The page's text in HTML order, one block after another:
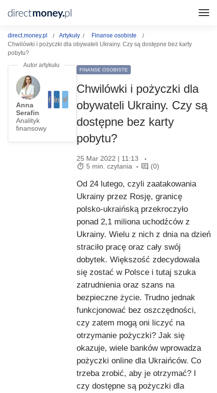
direct.money.pl Artykuły
Finanse osobiste
Chwilówki i pożyczki dla obywateli Ukrainy. Czy są dostępne bez karty
pobytu?
Anna
Serafin
Analityk
finansowy
FINANSE OSOBISTE
Chwilówki i pożyczki dla
obywateli Ukrainy. Czy są
dostępne bez karty
pobytu?
25 Mar 2022 | 11:13
5 min. czytania
(0)
Od 24 lutego, czyli zaatakowania
Ukrainy przez Rosję, granicę
polsko-ukraińską przekroczyło
ponad 2,1 miliona uchodźców z
Ukrainy. Wielu z nich z dnia na dzień
straciło pracę oraz cały swój
dobytek. Większość zdecydowała
się zostać w Polsce i tutaj szuka
zatrudnienia oraz szans na
bezpieczne życie. Trudno jednak
funkcjonować bez oszczędności,
czy zatem mogą oni liczyć na
otrzymanie pożyczki? Jak się
okazuje, wiele banków wprowadza
pożyczki online dla Ukraińców. Co
trzeba zrobić, aby je otrzymać? I
czy dostępne są pożyczki dla